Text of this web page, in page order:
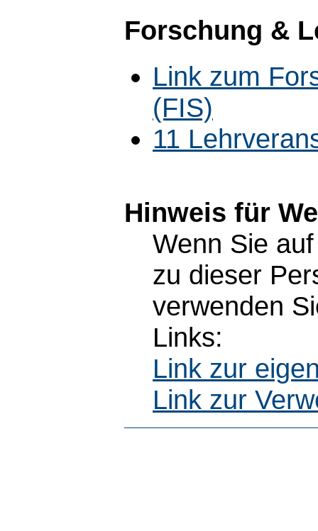
Forschung &
Link zum
(FIS)
11
Hinweis für
Wenn Sie
zu dieser
verwenden
Links:
Link zur
Link zur